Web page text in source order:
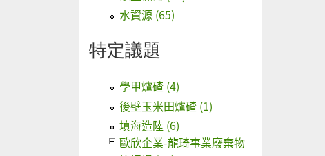
水資源 (65)
特定議題
學甲爐碴 (4)
後壁玉米田爐碴 (1)
填海造陸 (6)
歐欣企業-龍琦事業廢棄物